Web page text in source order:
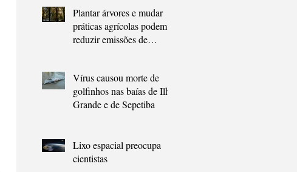
Plantar árvores e mudar
práticas agrícolas podem
reduzir emissões de
Vírus causou morte de
golfinhos nas baías de Ilha
Grande e de Sepetiba
Lixo espacial preocupa
cientistas